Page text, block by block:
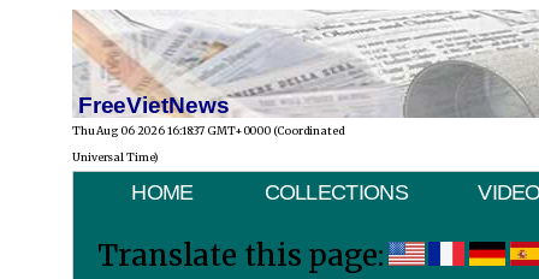
FreeVietNews
Thu Aug 06 2026 16:18:37 GMT+0000 (Coordinated
Universal Time)
HOME COLLECTIONS
Translate this page: